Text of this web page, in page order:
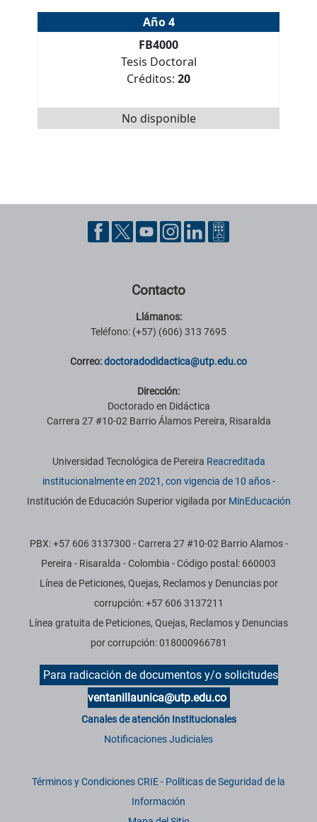
Año 4
FB4000
Tesis Doctoral
Créditos: 20
No disponible
Pie de página con información de contacto, redes sociales y datos
Contacto
Llámanos:
Teléfono: (+57) (606) 313 7695
Correo:doctoradodidactica@utp.edu.co
Dirección:
Doctorado en Didáctica
Carrera 27 #10-02 Barrio Álamos Pereira, Risaralda
Información institucional
Universidad Tecnológica de Pereira Reacreditada
institucionalmente en 2021, con vigencia de 10 años-
Institución de Educación Superior vigilada por MinEducación
PBX: +57 606 3137300 - Carrera 27 #10-02 Barrio Alamos -
Pereira - Risaralda - Colombia - Código postal: 660003
Línea de Peticiones, Quejas, Reclamos y Denuncias por
corrupción: +57 606 3137211
Línea gratuita de Peticiones, Quejas, Reclamos y Denuncias
por corrupción: 018000966781
Para radicación de documentos y/o solicitudes
ventanillaunica@utp.edu.co
Canales de atención Institucionales
Notificaciones Judiciales
Términos y Condiciones CRIE- Políticas de Seguridad de la
Información